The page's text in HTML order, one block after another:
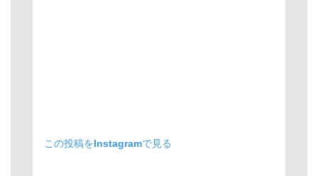
この投稿をInstagramで見る